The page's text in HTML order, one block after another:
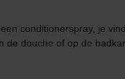
conditionerspray, je
de douche of op de